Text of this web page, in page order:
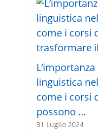
linguistica
come i corsi
possono …
31 Luglio 2024